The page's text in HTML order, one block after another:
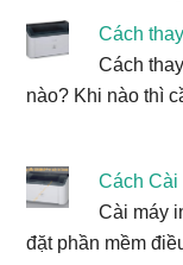
Cách
Cách
nào? Khi nào thì
Cách Cài
Cài máy
đặt phần mềm